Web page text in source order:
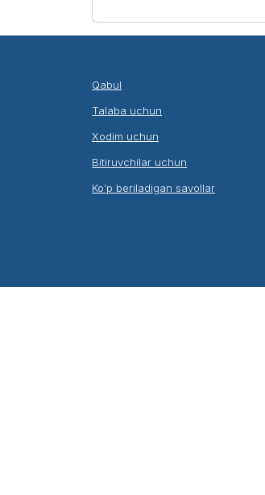
Qabul
Talaba uchun
Xodim uchun
Bitiruvchilar uchun
Ko’p beriladigan savollar